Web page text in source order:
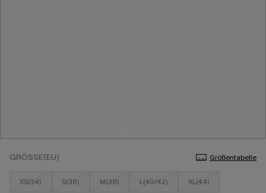
GRÖSSE(EU) Größentabelle
XS(34) S(36) M(38) L(40/42) XL(44)